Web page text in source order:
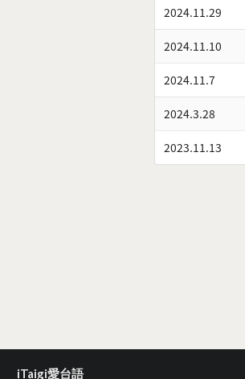
2024.11.29
2024.11.10
2024.11.7
2024.3.28
2023.11.13
iTaigi愛台語